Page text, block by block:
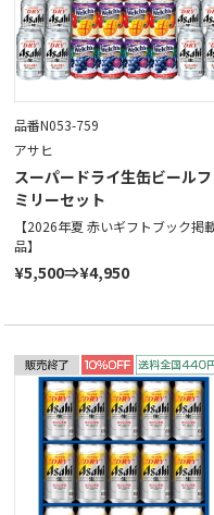
品番N053-759
アサヒ
スーパードライ生缶ビール
ミリーセット
【2026年夏 赤いギフトブック掲
品】
¥5,500⇒¥4,950